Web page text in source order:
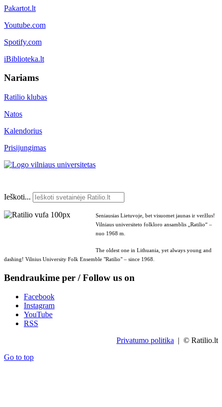
Pakartot.lt
Youtube.com
Spotify.com
iBiblioteka.lt
Nariams
Ratilio klubas
Natos
Kalendorius
Prisijungimas
Ieškoti...
Seniausias Lietuvoje, bet visuomet jaunas ir veržlus!
Vilniaus universiteto folkloro ansamblis „Ratilio“ –
nuo 1968 m.
The oldest one in Lithuania, yet always young and
dashing! Vilnius University Folk Ensemble "Ratilio" – since 1968.
Bendraukime per / Follow us on
Facebook
Instagram
YouTube
RSS
Privatumo politika | © Ratilio.lt
Go to top